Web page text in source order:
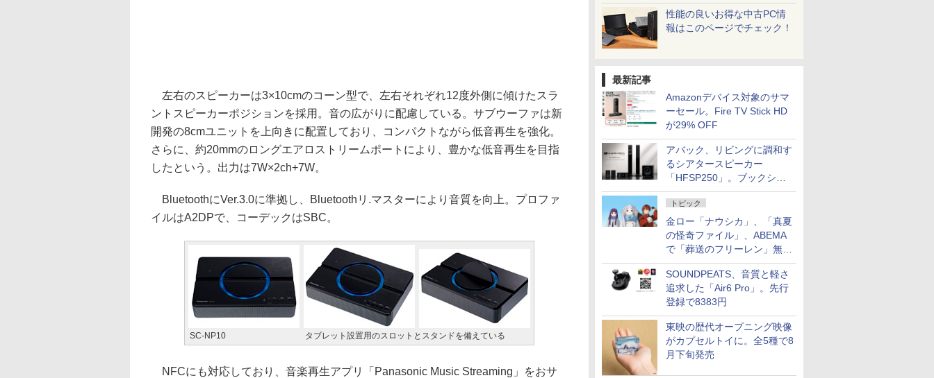
性能の良いお得な中古PC情
報はこのページでチェック！
最新記事
Amazonデバイス対象のサマ
ーセール。Fire TV Stick HD
が29% OFF
アバック、リビングに調和す
るシアタースピーカー
「HFSP250」。ブックシェ
ルフはペア3万円以下
トピック
金ロー「ナウシカ」、「真夏
の怪奇ファイル」、ABEMA
で「葬送のフリーレン」無料
配信など。夏の特番・配信情
報
SOUNDPEATS、音質と軽さ
追求した「Air6 Pro」。先行
登録で8383円
東映の歴代オープニング映像
がカプセルトイに。全5種で8
月下旬発売
左右のスピーカーは3×10cmのコーン型で、左右それぞれ12度外側に傾けたスラ
ントスピーカーポジションを採用。音の広がりに配慮している。サブウーファは新
開発の8cmユニットを上向きに配置しており、コンパクトながら低音再生を強化。
さらに、約20mmのロングエアロストリームポートにより、豊かな低音再生を目指
したという。出力は7W×2ch+7W。
BluetoothにVer.3.0に準拠し、Bluetoothリ.マスターにより音質を向上。プロファ
イルはA2DPで、コーデックはSBC。
SC-NP10 タブレット設置用のスロットとスタンドを備えている
NFCにも対応しており、音楽再生アプリ「Panasonic Music Streaming」をおサ